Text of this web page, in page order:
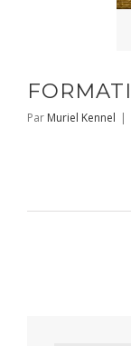
Par Muriel Kennel |